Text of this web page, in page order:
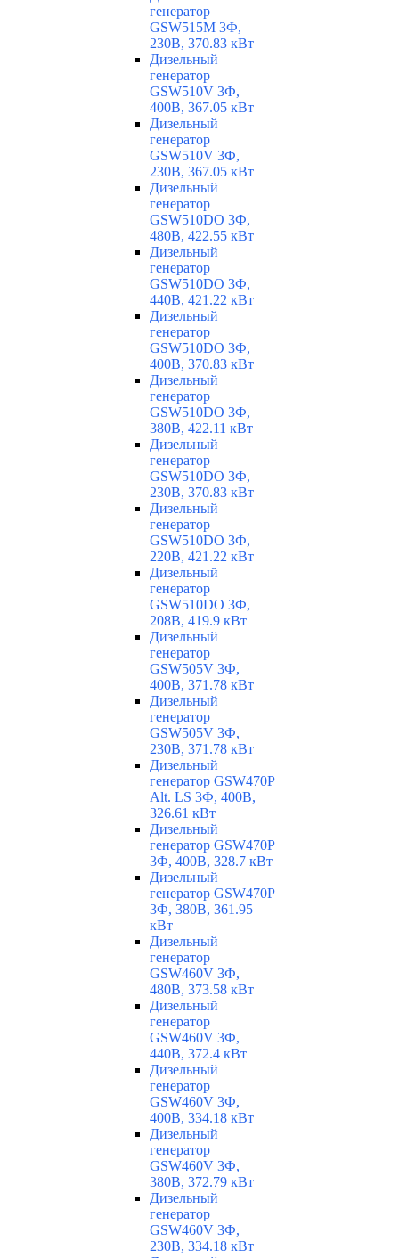
генератор
GSW515M 3Ф,
230В, 370.83 кВт
Дизельный
генератор
GSW510V 3Ф,
400В, 367.05 кВт
Дизельный
генератор
GSW510V 3Ф,
230В, 367.05 кВт
Дизельный
генератор
GSW510DO 3Ф,
480В, 422.55 кВт
Дизельный
генератор
GSW510DO 3Ф,
440В, 421.22 кВт
Дизельный
генератор
GSW510DO 3Ф,
400В, 370.83 кВт
Дизельный
генератор
GSW510DO 3Ф,
380В, 422.11 кВт
Дизельный
генератор
GSW510DO 3Ф,
230В, 370.83 кВт
Дизельный
генератор
GSW510DO 3Ф,
220В, 421.22 кВт
Дизельный
генератор
GSW510DO 3Ф,
208В, 419.9 кВт
Дизельный
генератор
GSW505V 3Ф,
400В, 371.78 кВт
Дизельный
генератор
GSW505V 3Ф,
230В, 371.78 кВт
Дизельный
генератор GSW470P
Alt. LS 3Ф, 400В,
326.61 кВт
Дизельный
генератор GSW470P
3Ф, 400В, 328.7 кВт
Дизельный
генератор GSW470P
3Ф, 380В, 361.95
кВт
Дизельный
генератор
GSW460V 3Ф,
480В, 373.58 кВт
Дизельный
генератор
GSW460V 3Ф,
440В, 372.4 кВт
Дизельный
генератор
GSW460V 3Ф,
400В, 334.18 кВт
Дизельный
генератор
GSW460V 3Ф,
380В, 372.79 кВт
Дизельный
генератор
GSW460V 3Ф,
230В, 334.18 кВт